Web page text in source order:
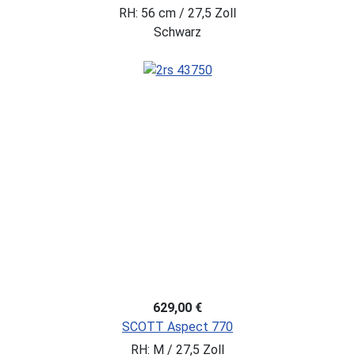
RH: 56 cm / 27,5 Zoll
Schwarz
629,00 €
SCOTT Aspect 770
RH: M / 27,5 Zoll